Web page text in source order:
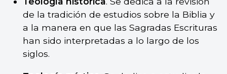
de la tradición de estudios sobre la Biblia y
a la manera en que las Sagradas Escrituras
han sido interpretadas a lo largo de los
siglos.